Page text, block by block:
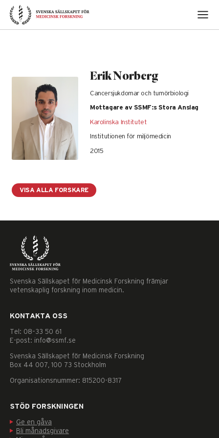
Skip
content
Erik Norberg
Cancersjukdomar och tumörbiologi
Mottagare av SSMF:s Stora Anslag
Karolinska Institutet
Institutionen för miljömedicin
2015
VISA ALLA FORSKARE
Svenska Sällskapet för Medicinsk Forskning främjar
vetenskaplig forskning inom medicin.
KONTAKTA OSS
Tel: 08–33 50 61
E-post: info@ssmf.se
Svenska Sällskapet för Medicinsk Forskning
Box 44 007, 100 73 Stockholm
Organisationsnummer: 815200-8317
STÖD FORSKNINGEN
Ge en gåva
Bli månadsgivare
Nödvändiga